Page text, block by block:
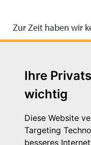
Ihre
wichtig
Diese Website
Targeting
besseres
Zur Zeit haben wir